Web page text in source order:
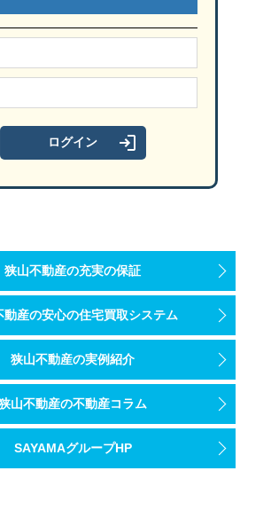
狭山不動産の充実の保証
動産の安心の住宅買取システム
狭山不動産の実例紹介
山不動産の不動産コラム
SAYAMAグループHP